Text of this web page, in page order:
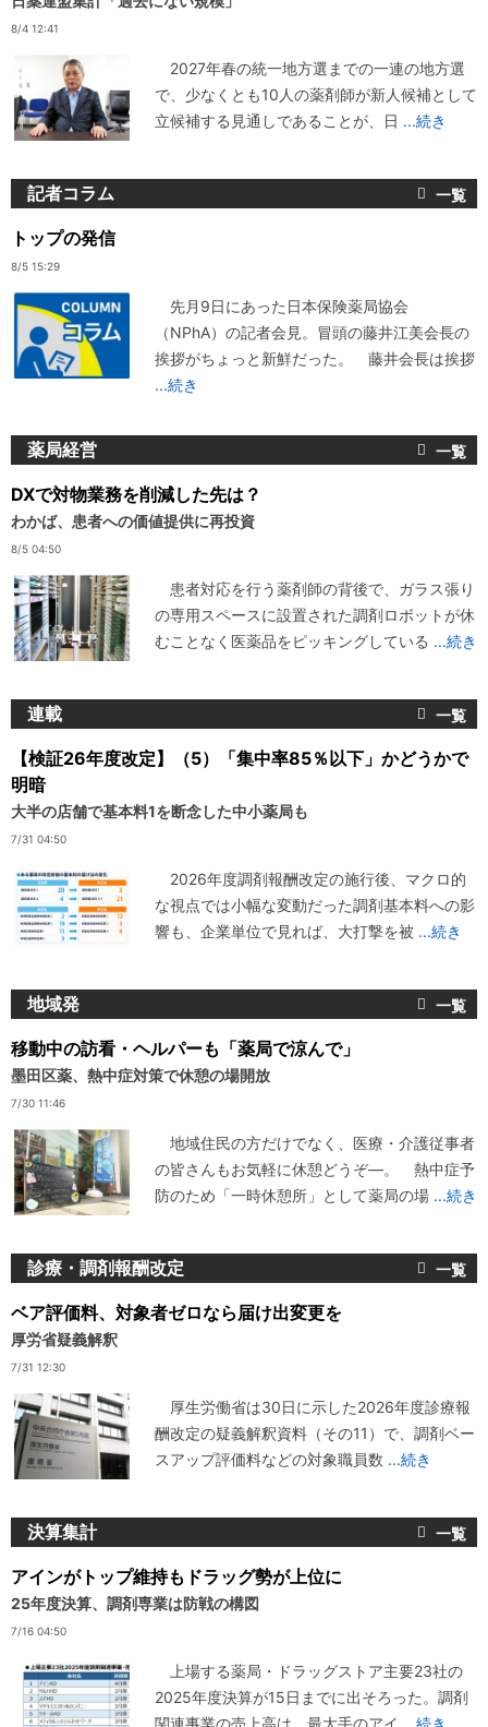
8/4 12:41
2027年春の統一地方選までの一連の地方選
で、少なくとも10人の薬剤師が新人候補として
立候補する見通しであることが、日 ...続き
記者コラム
トップの発信
8/5 15:29
先月9日にあった日本保険薬局協会
（NPhA）の記者会見。冒頭の藤井江美会長の
挨拶がちょっと新鮮だった。 藤井会長は挨拶
...続き
薬局経営
DXで対物業務を削減した先は？
わかば、患者への価値提供に再投資
8/5 04:50
患者対応を行う薬剤師の背後で、ガラス張り
の専用スペースに設置された調剤ロボットが休
むことなく医薬品をピッキングしている ...続き
連載
【検証26年度改定】（5）「集中率85％以下」かどうかで
明暗
大半の店舗で基本料1を断念した中小薬局も
7/31 04:50
2026年度調剤報酬改定の施行後、マクロ的
な視点では小幅な変動だった調剤基本料への影
響も、企業単位で見れば、大打撃を被 ...続き
地域発
移動中の訪看・ヘルパーも「薬局で涼んで」
墨田区薬、熱中症対策で休憩の場開放
7/30 11:46
地域住民の方だけでなく、医療・介護従事者
の皆さんもお気軽に休憩どうぞ―。 熱中症予
防のため「一時休憩所」として薬局の場 ...続き
診療・調剤報酬改定
ベア評価料、対象者ゼロなら届け出変更を
厚労省疑義解釈
7/31 12:30
厚生労働省は30日に示した2026年度診療報
酬改定の疑義解釈資料（その11）で、調剤ベー
スアップ評価料などの対象職員数 ...続き
決算集計
アインがトップ維持もドラッグ勢が上位に
25年度決算、調剤専業は防戦の構図
7/16 04:50
上場する薬局・ドラッグストア主要23社の
2025年度決算が15日までに出そろった。調剤
関連事業の売上高は、最大手のアイ
...続き